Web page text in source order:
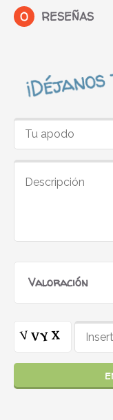
0 RESEÑAS
Valoración